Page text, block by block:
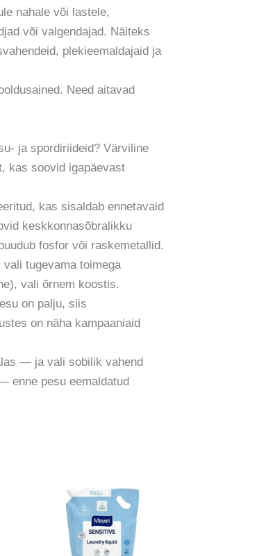
nahale või lastele,
või valgendajad. Näiteks
plekieemaldajaid ja
Need aitavad
ja spordiriideid? Värviline
kas soovid igapäevast
kas sisaldab ennetavaid
keskkonnasõbralikku
fosfor või raskemetallid.
tugevama toimega
vali õrnem koostis.
on palju, siis
on näha kampaaniaid
— ja vali sobilik vahend
enne pesu eemaldatud